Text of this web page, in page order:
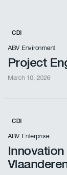
CDI
Project
ABV Environment
March 10, 2026
CDI
ABV Enterprise